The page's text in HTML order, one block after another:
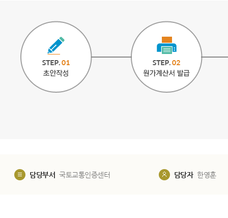
담당부서 국토교통인증센터 담당자 한영훈